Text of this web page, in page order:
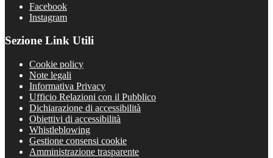
Facebook
Instagram
Sezione Link Utili
Cookie policy
Note legali
Informativa Privacy
Ufficio Relazioni con il Pubblico
Dichiarazione di accessibilità
Obiettivi di accessibilità
Whistleblowing
Gestione consensi cookie
Amministrazione trasparente